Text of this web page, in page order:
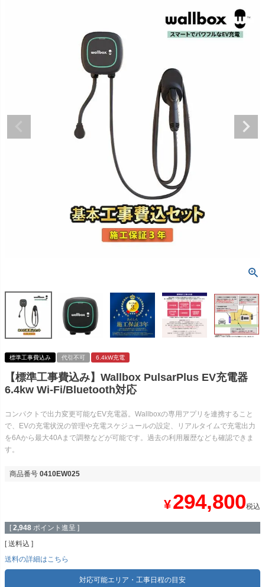
標準工事費込み 代引不可 6.4kW充電
【標準工事費込み】Wallbox PulsarPlus EV充電器
6.4kw Wi-Fi/Bluetooth対応
コンパクトで出力変更可能なEV充電器。Wallboxの専用アプリを連携すること
で、EVの充電状況の管理や充電スケジュールの設定、リアルタイムで充電出力
を6Aから最大40Aまで調整などが可能です。過去の利用履歴なども確認できま
す。
商品番号 0410EW025
¥294,800税込
[ 2,948 ポイント進呈 ]
送料込
送料の詳細はこちら
対応可能エリア・工事日程の目安